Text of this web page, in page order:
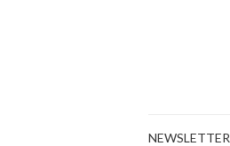
NEWSLETTER